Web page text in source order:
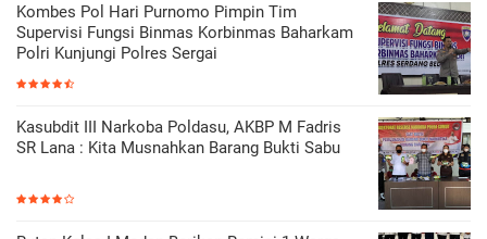
Kombes Pol Hari Purnomo Pimpin Tim
Supervisi Fungsi Binmas Korbinmas Baharkam
Polri Kunjungi Polres Sergai
Kasubdit III Narkoba Poldasu, AKBP M Fadris
SR Lana : Kita Musnahkan Barang Bukti Sabu